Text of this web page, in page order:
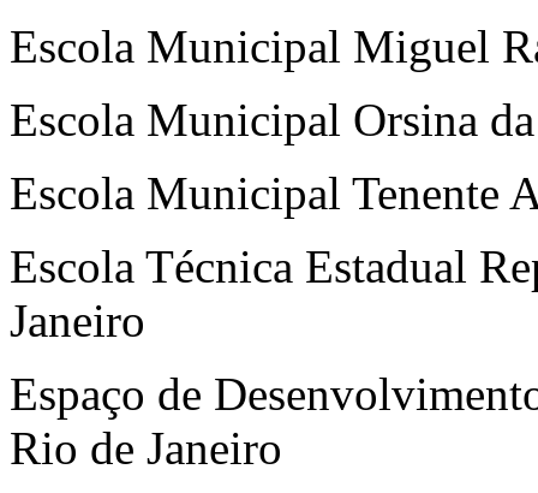
Escola Municipal Miguel
Escola Municipal Orsina
Escola Municipal Tenente
Escola Técnica Estadual
Janeiro
Espaço de
Rio de Janeiro